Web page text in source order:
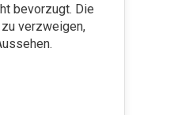
bevorzugt. Die
verzweigen,